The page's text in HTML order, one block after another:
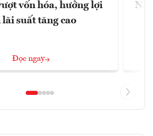
vốn hóa, hưởng lợi
suất tăng cao
Đọc ngay